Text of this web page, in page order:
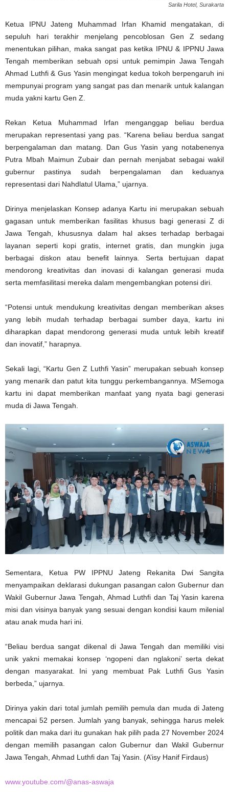
Sarila Hotel, Surakarta
Ketua IPNU Jateng Muhammad Irfan Khamid mengatakan, di
sepuluh hari terakhir menjelang pencoblosan Gen Z sedang
menentukan pilihan, maka sangat pas ketika IPNU & IPPNU Jawa
Tengah memberikan sebuah opsi untuk pemimpin Jawa Tengah
Ahmad Luthfi & Gus Yasin mengingat kedua tokoh berpengaruh ini
mempunyai program yang sangat pas dan menarik untuk kalangan
muda yakni kartu Gen Z.
Rekan Ketua Muhammad Irfan menganggap beliau berdua
merupakan representasi yang pas. “Karena beliau berdua sangat
berpengalaman dan matang. Dan Gus Yasin yang notabenenya
Putra Mbah Maimun Zubair dan pernah menjabat sebagai wakil
gubernur pastinya sudah berpengalaman dan keduanya
representasi dari Nahdlatul Ulama,” ujarnya.
Dirinya menjelaskan Konsep adanya Kartu ini merupakan sebuah
gagasan untuk memberikan fasilitas khusus bagi generasi Z di
Jawa Tengah, khususnya dalam hal akses terhadap berbagai
layanan seperti kopi gratis, internet gratis, dan mungkin juga
berbagai diskon atau benefit lainnya. Serta bertujuan dapat
mendorong kreativitas dan inovasi di kalangan generasi muda
serta memfasilitasi mereka dalam mengembangkan potensi diri.
“Potensi untuk mendukung kreativitas dengan memberikan akses
yang lebih mudah terhadap berbagai sumber daya, kartu ini
diharapkan dapat mendorong generasi muda untuk lebih kreatif
dan inovatif,” harapnya.
Sekali lagi, “Kartu Gen Z Luthfi Yasin” merupakan sebuah konsep
yang menarik dan patut kita tunggu perkembangannya. MSemoga
kartu ini dapat memberikan manfaat yang nyata bagi generasi
muda di Jawa Tengah.
Sementara, Ketua PW IPPNU Jateng Rekanita Dwi Sangita
menyampaikan deklarasi dukungan pasangan calon Gubernur dan
Wakil Gubernur Jawa Tengah, Ahmad Luthfi dan Taj Yasin karena
misi dan visinya banyak yang sesuai dengan kondisi kaum milenial
atau anak muda hari ini.
“Beliau berdua sangat dikenal di Jawa Tengah dan memiliki visi
unik yakni memakai konsep ‘ngopeni dan nglakoni’ serta dekat
dengan masyarakat. Ini yang membuat Pak Luthfi Gus Yasin
berbeda,” ujarnya.
Dirinya yakin dari total jumlah pemilih pemula dan muda di Jateng
mencapai 52 persen. Jumlah yang banyak, sehingga harus melek
politik dan maka dari itu gunakan hak pilih pada 27 November 2024
dengan memilih pasangan calon Gubernur dan Wakil Gubernur
Jawa Tengah, Ahmad Luthfi dan Taj Yasin. (A’isy Hanif Firdaus)
www.youtube.com/@anas-aswaja